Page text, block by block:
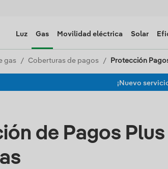
Luz Gas Movilidad eléctrica Solar
gas Coberturas de pagos Protección
¡Nuevo
de Pagos Plus